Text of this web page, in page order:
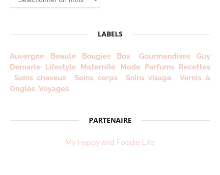
depuis
LABELS
Auvergne Beauté Bougies Box Gourmandises
Guy
Demarle Lifestyle Maternité Mode Parfums Recettes
Soins cheveux
Soins corps Soins visage
Vernis à
Ongles Voyages
PARTENAIRE
My Happy and Foodie Life